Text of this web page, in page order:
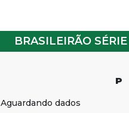
BRASILEIRÃO
P
Aguardando dados